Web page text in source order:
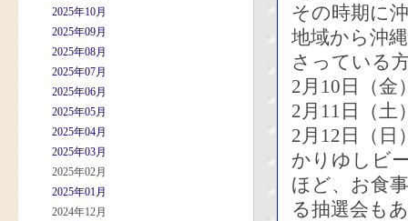
2025年10月
2025年09月
2025年08月
2025年07月
2025年06月
2025年05月
2025年04月
2025年03月
2025年02月
2025年01月
2024年12月
その時期に
地域から沖
さっている
2月10日（
2月11日（
2月12日（日
かりゆしビ
ほど、お食
る抽選会も